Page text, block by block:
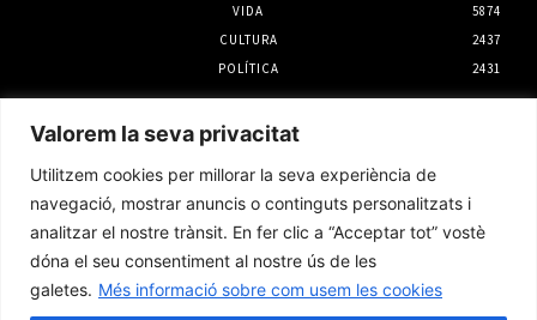
Valorem la seva privacitat
Utilitzem cookies per millorar la seva experiència de
navegació, mostrar anuncis o continguts personalitzats i
analitzar el nostre trànsit. En fer clic a “Acceptar tot” vostè
dóna el seu consentiment al nostre ús de les
galetes. Més informació sobre com usem les cookies
VIDA
5874
CULTURA
2437
POLÍTICA
2431
Els plans d’ocupació comarcals de la
Diputació arriben a 145 municipis de la
demarcació
31 juliol 2026
L’Ametlla de Mar i Palamós preparen el 10è